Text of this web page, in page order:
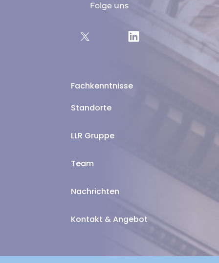
Fachkenntnisse
Standorte
LLR Gruppe
Team
Nachrichten
Kontakt & Angebot
Folge uns